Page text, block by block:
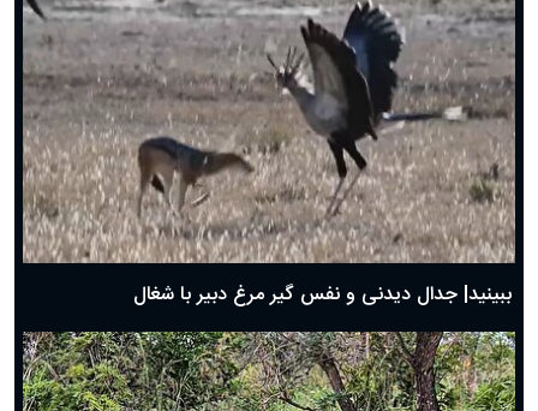
دعای روز ششم ماه رمضان؛ ۵ اسفند ۱۴۰۴
دعای روز پنجم ماه رمضان؛ ۴ اسفند ۱۴۰۴
دعای روز چهارم ماه مبارک رمضان؛ ۳ اسفند ۱۴۰۴
دعای روز سوم ماه مبارک رمضان؛ ۱۴ اسفند ۱۴۰۴
دعای روز دوم ماه مبارک رمضان ۱ اسفند ماه ۱۴۰۴
دعای روز اول ماه مبارک رمضان، ۳۰ بهمن ۱۴۰۴
حضرت زینب(س) چگونه از دنیا رفت؟
بهترین پیامک تبریک روز پدر ۱۴۰۴؛ جملات زیبا و صمیمانه
ببینید| جدال دیدنی و نفس گیر مرغ دبیر با شغال